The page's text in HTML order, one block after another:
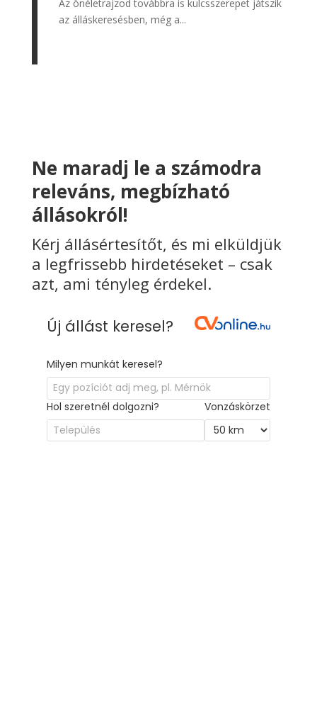
Az önéletrajzod továbbra is kulcsszerepet játszik
az álláskeresésben, még a...
Ne maradj le a számodra
releváns, megbízható
állásokról!
Kérj állásértesítőt, és mi elküldjük
a legfrissebb hirdetéseket – csak
azt, ami tényleg érdekel.